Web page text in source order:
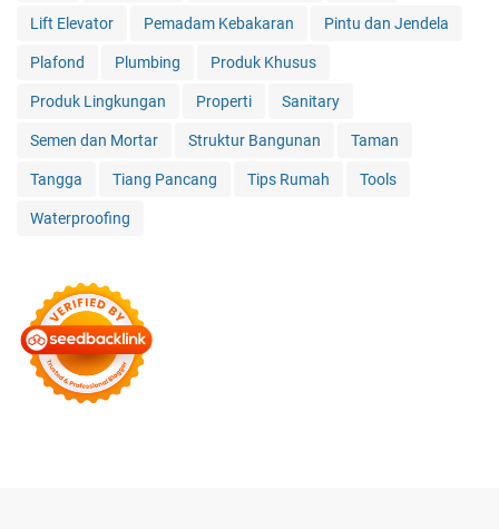
Lift Elevator Pemadam Kebakaran Pintu dan Jendela
Plafond Plumbing Produk Khusus
Produk Lingkungan Properti Sanitary
Semen dan Mortar Struktur Bangunan Taman
Tangga Tiang Pancang Tips Rumah Tools
Waterproofing